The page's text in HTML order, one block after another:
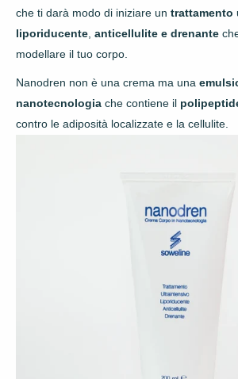
che ti darà modo di iniziare un trattamento
liporiducente anticellulite e drenante
modellare il tuo corpo.
Nanodren non è una crema ma una
nanotecnologia che contiene il
contro le adiposità localizzate e la cellulite.